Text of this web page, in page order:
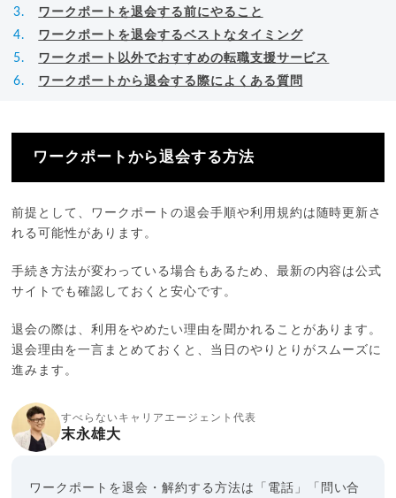
ワークポートを退会する前にやること
ワークポートを退会するベストなタイミング
ワークポート以外でおすすめの転職支援サービス
ワークポートから退会する際によくある質問
ワークポートから退会する方法
前提として、ワークポートの退会手順や利用規約は随時更新さ
れる可能性があります。
手続き方法が変わっている場合もあるため、最新の内容は公式
サイトでも確認しておくと安心です。
退会の際は、利用をやめたい理由を聞かれることがあります。
退会理由を一言まとめておくと、当日のやりとりがスムーズに
進みます。
すべらないキャリアエージェント代表
末永雄大
ワークポートを退会・解約する方法は「電話」「問い合